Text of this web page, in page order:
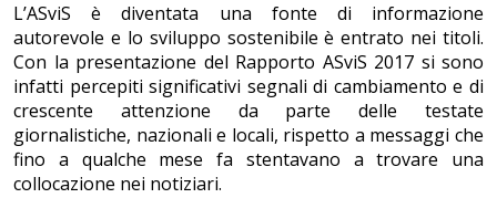
L’ASviS è diventata una fonte di informazione
autorevole e lo sviluppo sostenibile è entrato nei titoli.
Con la presentazione del Rapporto ASviS 2017 si sono
infatti percepiti significativi segnali di cambiamento e di
crescente attenzione da parte delle testate
giornalistiche, nazionali e locali, rispetto a messaggi che
fino a qualche mese fa stentavano a trovare una
collocazione nei notiziari.